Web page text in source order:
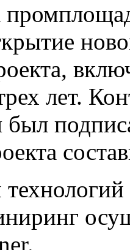
лет.
был